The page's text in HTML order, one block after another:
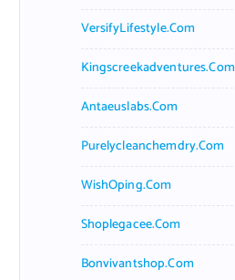
VersifyLifestyle.com
Kingscreekadventures.com
Antaeuslabs.com
Purelycleanchemdry.com
WishOping.com
Shoplegacee.com
Bonvivantshop.com